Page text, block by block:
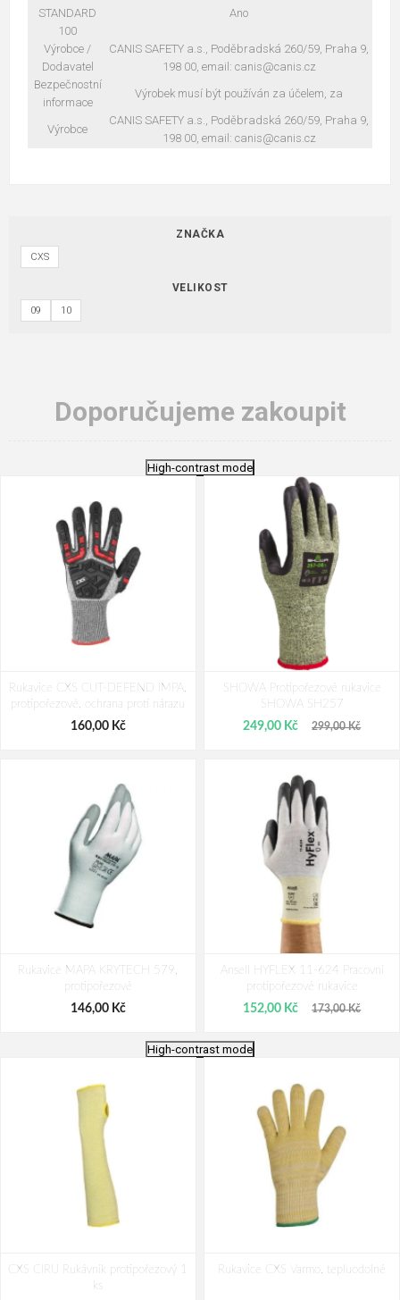
STANDARD
100
Ano
Výrobce /
Dodavatel
CANIS SAFETY a.s., Poděbradská 260/59, Praha 9,
198 00, email: canis@canis.cz
Bezpečnostní
informace
Výrobek musí být používán za účelem, za
Výrobce
CANIS SAFETY a.s., Poděbradská 260/59, Praha 9,
198 00, email: canis@canis.cz
ZNAČKA
CXS
VELIKOST
09 10
Doporučujeme zakoupit
High-contrast mode
Rukavice CXS CUT-DEFEND IMPA,
protipořezové, ochrana proti nárazu
160,00 Kč
SHOWA Protipořezové rukavice
SHOWA SH257
249,00 Kč 299,00 Kč
Rukavice MAPA KRYTECH 579,
protipořezové
146,00 Kč
Ansell HYFLEX 11-624 Pracovní
protipořezové rukavice
152,00 Kč 173,00 Kč
Pracovní rukavice
Pracovní rukavice
High-contrast mode
CXS CIRU Rukávník protipořezový 1
Rukavice CXS Varmo, tepluodolné